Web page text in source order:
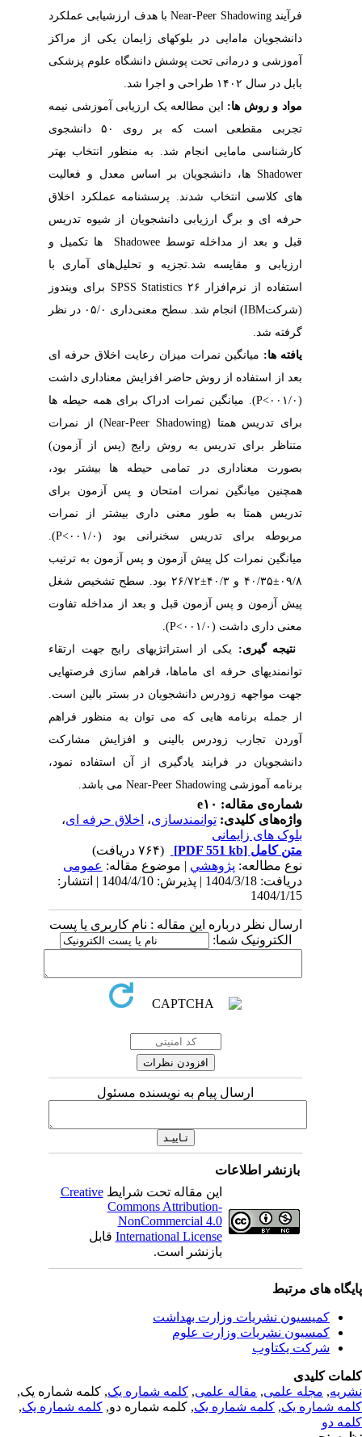
فرآیند Near-Peer Shadowingبا هدف ارزشیابی عملکرد
دانشجویان ﻣاﻣایی در بلوکهای زایمان یکی از ﻣراکز
آﻣوزشی و درﻣانی تحت پوشش دانشگاه علوم پزشکی
بابل در سال ۱۴۰۲ طراحی و اجرا شد.
مواد و روش ها:این مطالعه یک ارزیابی آموزشی نیمه
تجربی مقطعی است که بر روی ۵۰ دانشجوی
کارشناسی مامایی انجام شد. به منظور انتخاب بهتر
Shadower ها، دانشجویان بر اساس معدل و فعالیت
های کلاسی انتخاب شدند. پرسشنامه عملکرد اخلاق
حرفه ای و برگ ارزیابی دانشجویان از شیوه تدریس
قبل و بعد از مداخله توسطShadowee
ها تکمیل و
ارزیابی و مقایسه شد.تجزیه و تحلیل‌های آماری با
استفاده از نرم‌افزارSPSS Statistics ۲۶ برای ویندوز
(شرکتIBM
) انجام شد. سطح معنی‌داری ۰۵/۰ در نظر
گرفته شد.
یافته ها: میانگین نمرات میزان رعایت اخلاق حرفه ای
بعد از استفاده از روش حاضر افزایش معناداری داشت
P). میانگین نمرات ادراک برای همه حیطه ها
برای تدریس همتا)
Near-Peer Shadowing
(از نمرات
متناظر برای تدریس به روش رایج (پس از آزمون)
بصورت معناداری در تمامی حیطه ها بیشتر بود،
همچنین میانگین نمرات امتحان و پس آزمون برای
تدریس همتا به طور معنی داری بیشتر از نمرات
مربوطه برای تدریس سخنرانی بود (۰۰۱/۰>
P
).
میانگین نمرات کل پیش آزمون و پس آزمون به ترتیب
۰۹/۸±۴۰/۳۵ و ۴۰/۳ ±
۲۶/۷۲ بود. سطح تشخیص شغل
پیش آزمون و پس آزمون قبل و بعد از مداخله تفاوت
معنی داری داشت (۰۰۱/۰>
P
).
نتیجه گیری:یکی از استراتژیهای رایج جهت ارتقاء
توانمندیهای حرفه ای ماماها، فراهم سازی فرصتهایی
جهت مواجهه زودرس دانشجویان در بستر بالین است.
از جمله برنامه هایی که می توان به منظور فراهم
آوردن تجارب زودرس بالینی و افزایش مشارکت
دانشجویان در فرایند یادگیری از آن استفاده نمود،
برنامه آموزشیNear-Peer Shadowingمی باشد.
شماره‌ی مقاله: e۱۰
واژه‌های کلیدی:توانمندسازی،اخلاق حرفه ای،
بلوک های زایمانی
متن کامل[PDF 551 kb]
نوع مطالعه:پژوهشي| موضوع مقاله:عمومى
دریافت: 1404/3/18 | پذیرش: 1404/4/10 | انتشار:
1404/1/15
ارسال نظر درباره این مقاله : نام کاربری یا پست
الکترونیک شما:
ارسال پیام به نویسنده مسئول
بازنشر اطلاعات
این مقاله تحت شرایطCreative
Commons Attribution-
NonCommercial 4.0
International Licenseقابل
بازنشر است.
های مرتبط
کمیسیون نشریات وزارت بهداشت
کمسیون نشریات وزارت علوم
شرکت یکتاوب
کلیدی
,مجله علمی, مقاله علمی, کلمه شماره یک, کلمه شماره یک,
شماره یک,کلمه شماره یک, کلمه شماره دو,کلمه شماره یک,
دو